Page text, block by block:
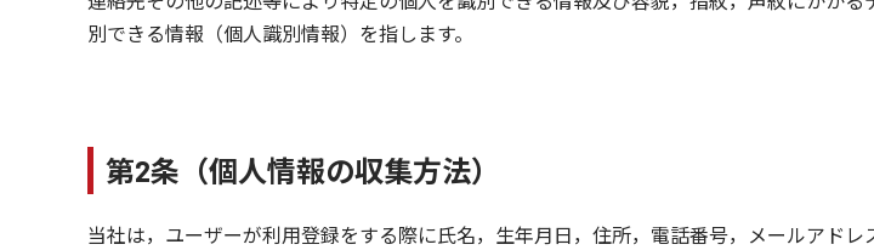
別できる情報（個人識別情報）を指します。
第2条（個人情報の収集方法）
当社は，ユーザーが利用登録をする際に氏名，生年月日，住所，電話番号，メールアド